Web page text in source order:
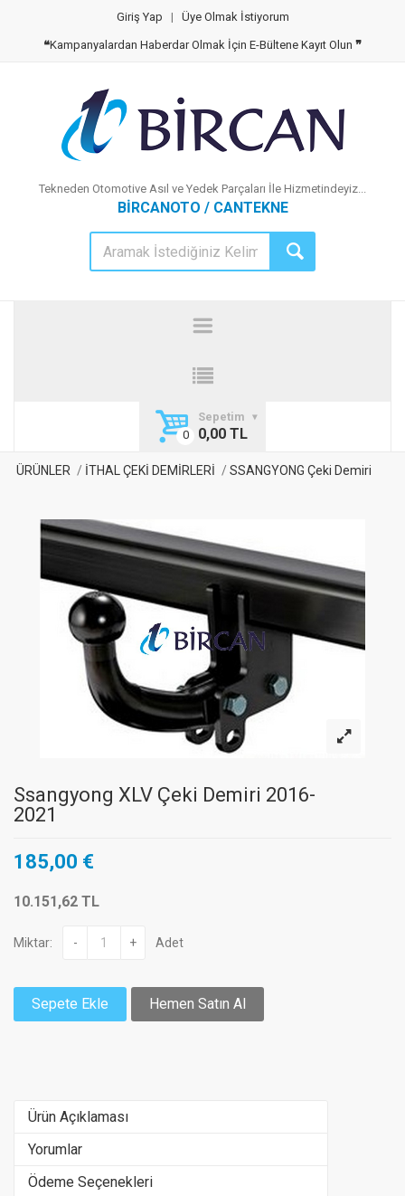
Giriş Yap | Üye Olmak İstiyorum
❝Kampanyalardan Haberdar Olmak İçin E-Bültene Kayıt Olun ❞
Tekneden Otomotive Asıl ve Yedek Parçaları İle Hizmetindeyiz...
BİRCANOTO / CANTEKNE
Sepetim
0,00 TL
ÜRÜNLER İTHAL ÇEKİ DEMİRLERİ SSANGYONG Çeki Demiri
Ssangyong XLV Çeki Demiri 2016-
2021
185,00 €
10.151,62 TL
Miktar: - + Adet
Sepete Ekle Hemen Satın Al
Ürün Açıklaması
Yorumlar
Ödeme Seçenekleri